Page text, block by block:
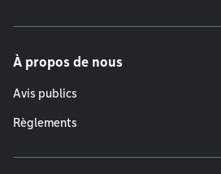
À propos de nous
Avis publics
Règlements